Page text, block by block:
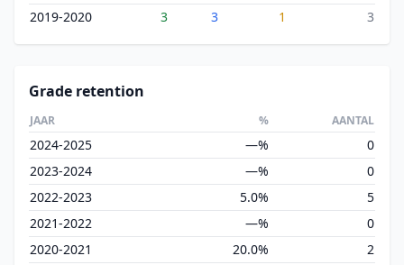
2019-2020
3 3 1 3
Grade retention
JAAR % AANTAL
2024-2025 —%
0
2023-2024
—%
0
2022-2023
5.0%
5
2021-2022
—%
0
2020-2021
20.0%
2